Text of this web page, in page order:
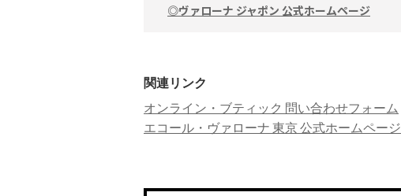
◎ヴァローナ ジャポン 公式ホームページ
関連リンク
オンライン・ブティック 問い合わせフォーム
エコール・ヴァローナ 東京 公式ホームページ